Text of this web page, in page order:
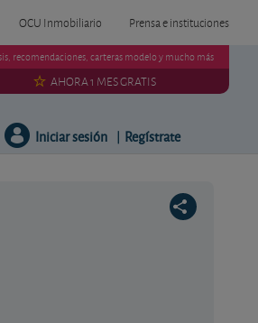
OCU Inmobiliario Prensa e instituciones
recomendaciones, carteras modelo y mucho más
AHORA 1 MES GRATIS
Iniciar sesión | Regístrate